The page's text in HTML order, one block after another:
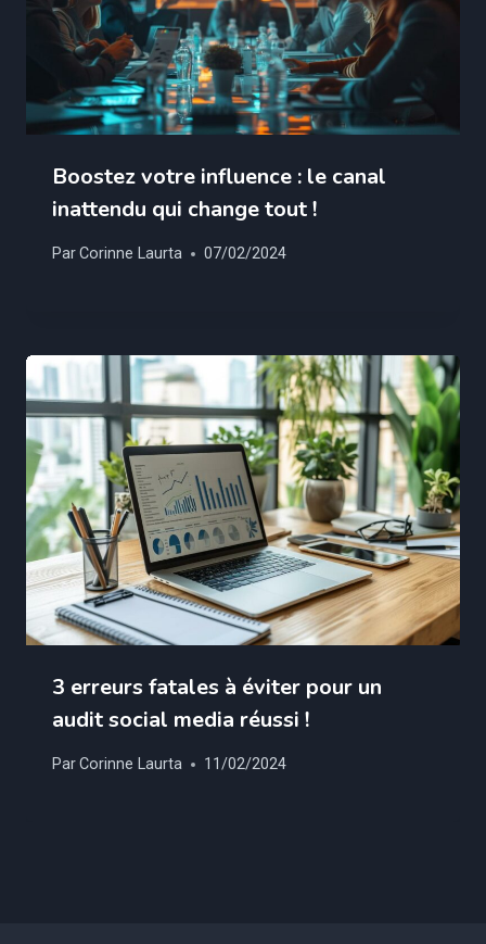
Boostez votre influence : le canal
inattendu qui change tout !
ParCorinne Laurta 07/02/2024
3 erreurs fatales à éviter pour un
audit social media réussi !
ParCorinne Laurta 11/02/2024